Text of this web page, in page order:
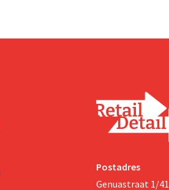
Postadres
Genuastraat 1/41